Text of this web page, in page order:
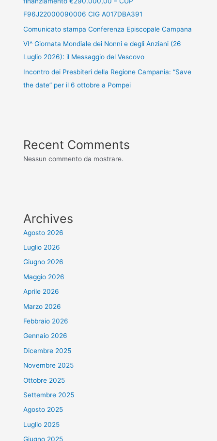
F96J22000090006 CIG A017DBA391
Comunicato stampa Conferenza Episcopale Campana
VI^ Giornata Mondiale dei Nonni e degli Anziani (26
Luglio 2026): il Messaggio del Vescovo
Incontro dei Presbiteri della Regione Campania: “Save
the date” per il 6 ottobre a Pompei
Recent Comments
Nessun commento da mostrare.
Archives
Agosto 2026
Luglio 2026
Giugno 2026
Maggio 2026
Aprile 2026
Marzo 2026
Febbraio 2026
Gennaio 2026
Dicembre 2025
Novembre 2025
Ottobre 2025
Settembre 2025
Agosto 2025
Luglio 2025
Giugno 2025